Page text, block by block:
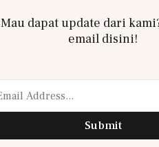
Mau dapat update dari
email disini!
Submit